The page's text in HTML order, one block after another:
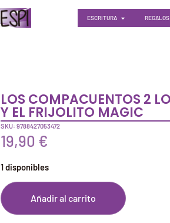
ESCRITURA
LOS COMPACUENTOS 2
Y EL FRIJOLITO MAGIC
SKU: 9788427053472
19,90 €
1 disponibles
Añadir al carrito